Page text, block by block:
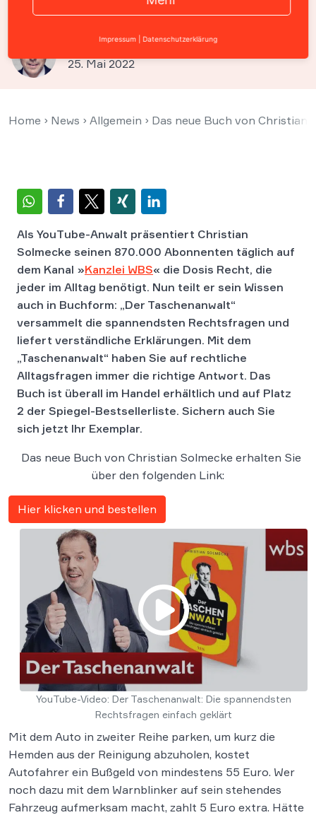
Der Taschenanwalt
Prof. Christian Solmecke
25. Mai 2022
Home › News › Allgemein › Das neue Buch von Christian
Als YouTube-Anwalt präsentiert Christian
Solmecke seinen 870.000 Abonnenten täglich auf
dem Kanal »Kanzlei WBS« die Dosis Recht, die
jeder im Alltag benötigt. Nun teilt er sein Wissen
auch in Buchform: „Der Taschenanwalt“
versammelt die spannendsten Rechtsfragen und
liefert verständliche Erklärungen. Mit dem
„Taschenanwalt“ haben Sie auf rechtliche
Alltagsfragen immer die richtige Antwort. Das
Buch ist überall im Handel erhältlich und auf Platz
2 der Spiegel-Bestsellerliste. Sichern auch Sie
sich jetzt Ihr Exemplar.
Das neue Buch von Christian Solmecke erhalten Sie
über den folgenden Link:
Hier klicken und bestellen
YouTube-Video: Der Taschenanwalt: Die spannendsten
Rechtsfragen einfach geklärt
Mit dem Auto in zweiter Reihe parken, um kurz die
Hemden aus der Reinigung abzuholen, kostet
Autofahrer ein Bußgeld von mindestens 55 Euro. Wer
noch dazu mit dem Warnblinker auf sein stehendes
Fahrzeug aufmerksam macht, zahlt 5 Euro extra. Hätte
Impressum Datenschutzerklärung